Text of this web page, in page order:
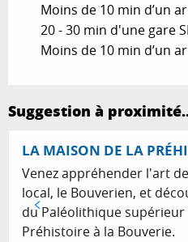
Moins de 10 min d’un
20 - 30 min d'une gare
Moins de 10 min d’un
Suggestion à
LA MAISON DE LA
Venez appréhender l'art
local, le Bouverien, et
du Paléolithique supérieur
Préhistoire à la Bouverie.